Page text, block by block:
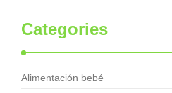
Categories
Alimentación bebé